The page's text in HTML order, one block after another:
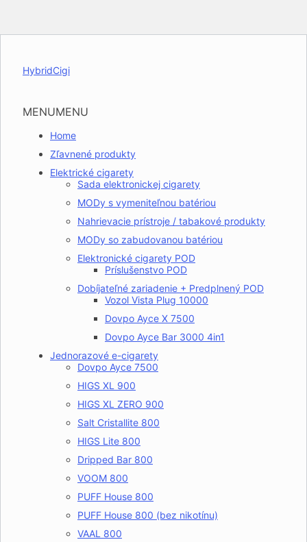
HybridCigi
MENUMENU
Home
Zľavnené produkty
Elektrické cigarety
Sada elektronickej cigarety
MODy s vymeniteľnou batériou
Nahrievacie prístroje / tabakové produkty
MODy so zabudovanou batériou
Elektronické cigarety POD
Príslušenstvo POD
Dobíjateľné zariadenie + Predplnený POD
Vozol Vista Plug 10000
Dovpo Ayce X 7500
Dovpo Ayce Bar 3000 4in1
Jednorazové e-cigarety
Dovpo Ayce 7500
HIGS XL 900
HIGS XL ZERO 900
Salt Cristallite 800
HIGS Lite 800
Dripped Bar 800
VOOM 800
PUFF House 800
PUFF House 800 (bez nikotínu)
VAAL 800